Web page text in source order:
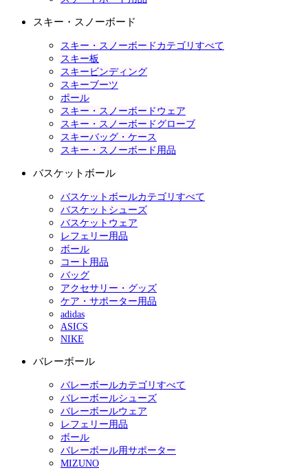
スキー・スノーボード
スキー・スノーボードカテゴリすべて
スキー板
スキービンディング
スキーブーツ
ポール
スキー・スノーボードウェア
スキー・スノーボードグローブ
スキーバッグ・ケース
スキー・スノーボード用品
バスケットボール
バスケットボールカテゴリすべて
バスケットシューズ
バスケットウェア
レフェリー用品
ボール
コート用品
バッグ
アクセサリー・グッズ
ケア・サポーター用品
adidas
ASICS
NIKE
バレーボール
バレーボールカテゴリすべて
バレーボールシューズ
バレーボールウェア
レフェリー用品
ボール
バレーボール用サポーター
MIZUNO